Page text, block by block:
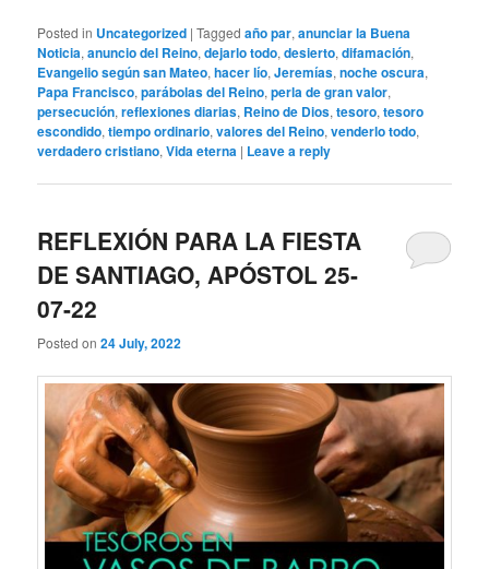
Posted in Uncategorized |Tagged año par,anunciar la Buena
Noticia,anuncio del Reino,dejarlo todo,desierto,difamación,
Evangelio según san Mateo,hacer lío,Jeremías,noche oscura,
Papa Francisco,parábolas del Reino,perla de gran valor,
persecución,reflexiones diarias, Reino de Dios,tesoro,tesoro
escondido,tiempo ordinario,valores del Reino,venderlo todo,
verdadero cristiano,Vida eterna | Leave a reply
REFLEXIÓN PARA LA FIESTA
DE SANTIAGO, APÓSTOL 25-
07-22
Posted on24 July, 2022